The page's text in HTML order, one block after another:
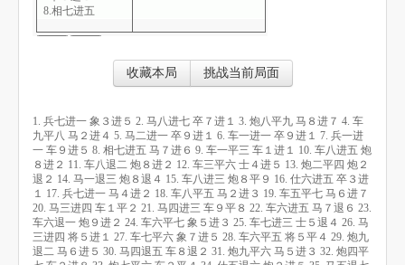
8.相七进五
9.车一平三
12.车三平六
士４进５
13.炮二平四
炮２退２
14.马一退三
炮８退４
15.车八进三
炮８平９
16.仕六进五
卒３进１
收藏本局 挑战当前局面
1. 兵七进一 象３进５ 2. 马八进七 卒７进１ 3. 炮八平九 马８进７ 4. 车
九平八 马２进４ 5. 马二进一 卒９进１ 6. 车一进一 卒９进１ 7. 兵一进
一 车９进５ 8. 相七进五 马７进６ 9. 车一平三 车１进１ 10. 车八进五 炮
８进２ 11. 车八退二 炮８进２ 12. 车三平六 士４进５ 13. 炮二平四 炮２
退２ 14. 马一退三 炮８退４ 15. 车八进三 炮８平９ 16. 仕六进五 卒３进
１ 17. 兵七进一 马４进２ 18. 车八平五 马２进３ 19. 车五平七 马６进７
20. 马三进四 车１平２ 21. 马四进三 车９平８ 22. 车六进五 马７退６ 23.
车六退一 炮９进２ 24. 车六平七 象５进３ 25. 车七进三 士５退４ 26. 马
三进四 将５进１ 27. 车七平六 象７进５ 28. 车六平五 将５平４ 29. 炮九
退二 马６进５ 30. 马四退五 车８退２ 31. 炮九平六 马５进３ 32. 炮四平